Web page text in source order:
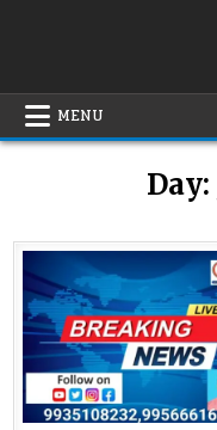
MENU
Day: